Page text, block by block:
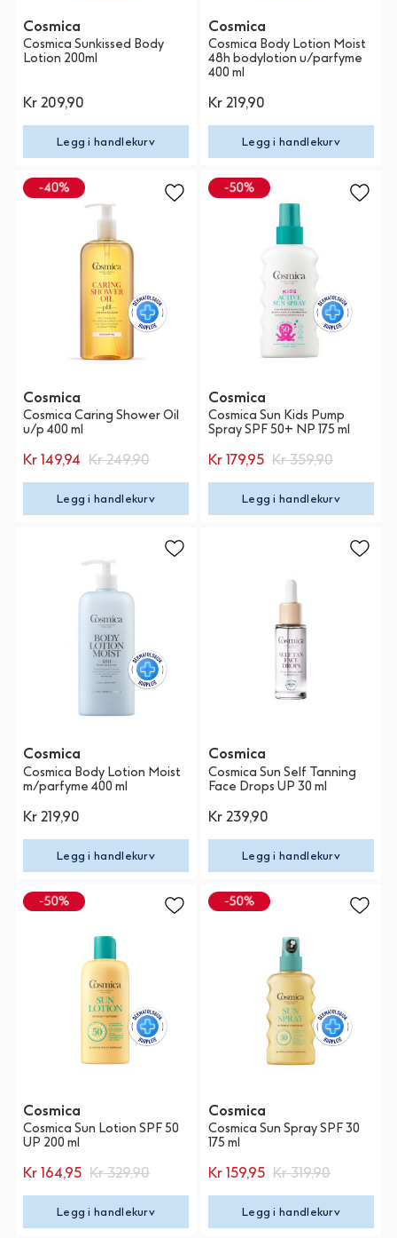
Cosmica
Cosmica Sunkissed Body
Lotion 200ml
Kr 209,90
Legg i handlekurv
Cosmica
Cosmica Body Lotion Moist
48h bodylotion u/parfyme
400 ml
Kr 219,90
Legg i handlekurv
Cosmica
Cosmica Caring Shower Oil
u/p 400 ml
Kr 149,94 Kr 249,90
Legg i handlekurv
Cosmica
Cosmica Sun Kids Pump
Spray SPF 50+ NP 175 ml
Kr 179,95 Kr 359,90
Legg i handlekurv
Cosmica
Cosmica Body Lotion Moist
m/parfyme 400 ml
Kr 219,90
Legg i handlekurv
Cosmica
Cosmica Sun Self Tanning
Face Drops UP 30 ml
Kr 239,90
Legg i handlekurv
Cosmica
Cosmica Sun Lotion SPF 50
UP 200 ml
Kr 164,95 Kr 329,90
Legg i handlekurv
Cosmica
Cosmica Sun Spray SPF 30
175 ml
Kr 159,95 Kr 319,90
Legg i handlekurv